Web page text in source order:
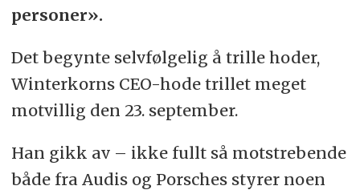
personer».
Det begynte selvfølgelig å trille hoder,
Winterkorns CEO-hode trillet meget
motvillig den 23. september.
Han gikk av – ikke fullt så motstrebende
både fra Audis og Porsches styrer noen